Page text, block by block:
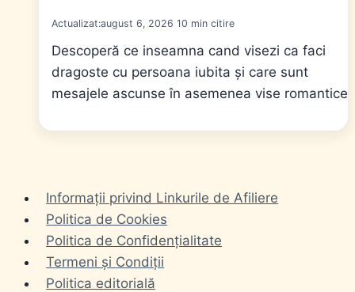
Actualizat:august 6, 2026 10
Descoperă ce inseamna cand visezi ca faci
dragoste cu persoana iubita și care sunt
mesajele ascunse în asemenea vise romantice.
Informații privind Linkurile de Afiliere
Politica de Cookies
Politica de Confidențialitate
Termeni și Condiții
Politica editorială